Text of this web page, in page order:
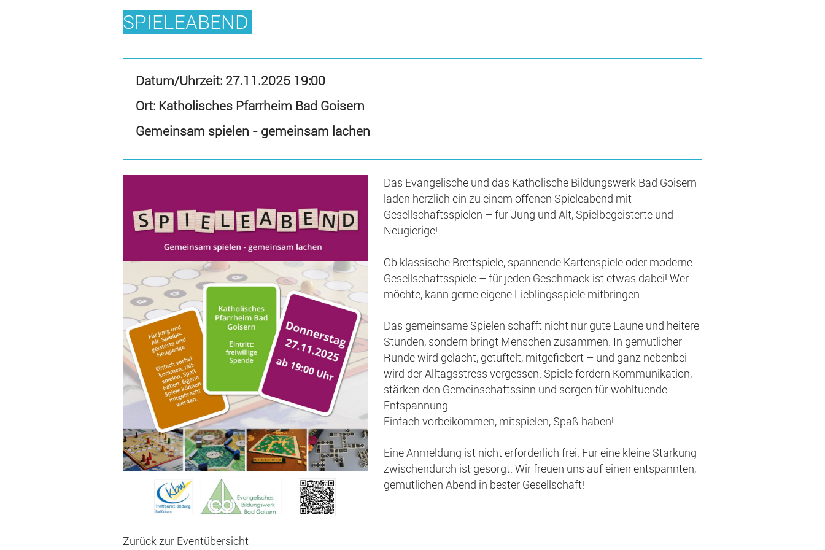
SPIELEABEND
Datum/Uhrzeit: 27.11.2025 19:00
Ort: Katholisches Pfarrheim Bad Goisern
Gemeinsam spielen - gemeinsam lachen
Das Evangelische und das Katholische Bildungswerk Bad Goisern
laden herzlich ein zu einem offenen Spieleabend mit
Gesellschaftsspielen – für Jung und Alt, Spielbegeisterte und
Neugierige!
Ob klassische Brettspiele, spannende Kartenspiele oder moderne
Gesellschaftsspiele – für jeden Geschmack ist etwas dabei! Wer
möchte, kann gerne eigene Lieblingsspiele mitbringen.
Das gemeinsame Spielen schafft nicht nur gute Laune und heitere
Stunden, sondern bringt Menschen zusammen. In gemütlicher
Runde wird gelacht, getüftelt, mitgefiebert – und ganz nebenbei
wird der Alltagsstress vergessen. Spiele fördern Kommunikation,
stärken den Gemeinschaftssinn und sorgen für wohltuende
Entspannung.
Einfach vorbeikommen, mitspielen, Spaß haben!
Eine Anmeldung ist nicht erforderlich frei. Für eine kleine Stärkung
zwischendurch ist gesorgt. Wir freuen uns auf einen entspannten,
gemütlichen Abend in bester Gesellschaft!
Zurück zur Eventübersicht